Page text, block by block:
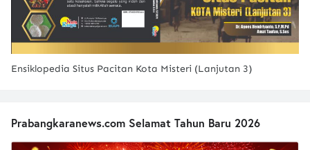
Ensiklopedia Situs Pacitan Kota Misteri (Lanjutan 3)
Prabangkaranews.com Selamat Tahun Baru 2026